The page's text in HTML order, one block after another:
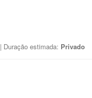
| Duração estimada: Privado